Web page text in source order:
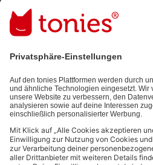
Mit dem Absenden abonnierst du
auf den von dir bereitgestellten
informationen) und den von dir zu
Datenschutzbestimmungen.